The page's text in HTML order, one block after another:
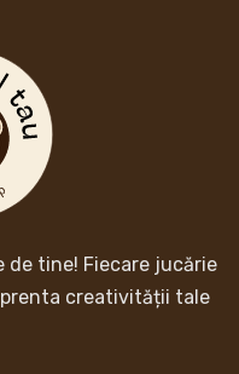
tine! Fiecare jucărie
creativității tale